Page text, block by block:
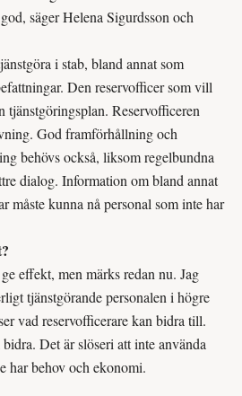
säger Helena Sigurdsson och
i stab, bland annat som
Den reservofficer som vill
tjänstgöringsplan. Reservofficeren
God framförhållning och
behövs också, liksom regelbundna
dialog. Information om bland annat
måste kunna nå personal som inte har
effekt, men märks redan nu. Jag
tjänstgörande personalen i högre
vad reservofficerare kan bidra till.
Det är slöseri att inte använda
har behov och ekonomi.